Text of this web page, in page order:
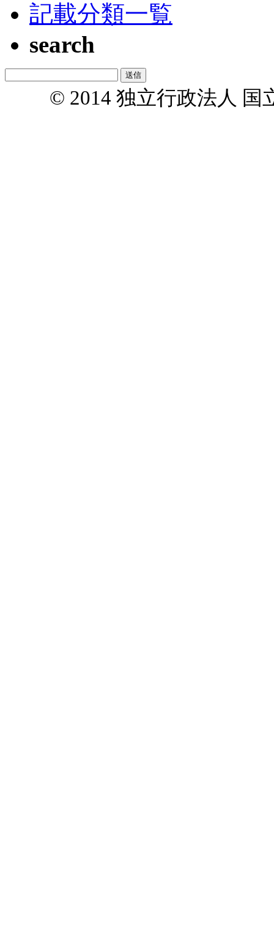
記載分類一覧
search
© 2014 独立行政法人 国